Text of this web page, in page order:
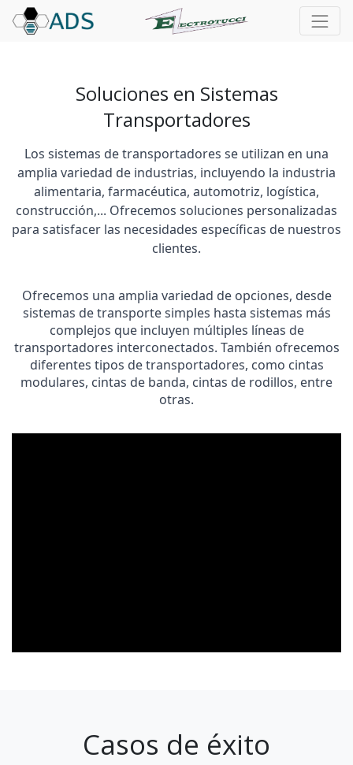
Soluciones en Sistemas
Transportadores
Los sistemas de transportadores se utilizan en una
amplia variedad de industrias, incluyendo la industria
alimentaria, farmacéutica, automotriz, logística,
construcción,... Ofrecemos soluciones personalizadas
para satisfacer las necesidades específicas de nuestros
clientes.
Ofrecemos una amplia variedad de opciones, desde
sistemas de transporte simples hasta sistemas más
complejos que incluyen múltiples líneas de
transportadores interconectados. También ofrecemos
diferentes tipos de transportadores, como cintas
modulares, cintas de banda, cintas de rodillos, entre
otras.
Casos de éxito